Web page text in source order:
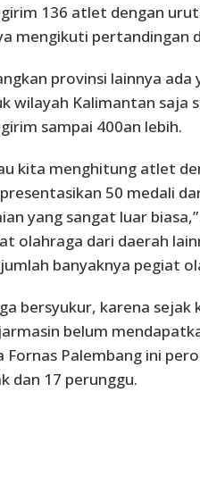
136 atlet dengan
mengikuti pertandingan
provinsi lainnya
wilayah Kalimantan saja
sampai 400an lebih.
kita menghitung atlet
50 medali
yang sangat luar
olahraga dari daerah
banyaknya pegiat
bersyukur, karena
belum
Fornas Palembang ini
dan 17 perunggu.